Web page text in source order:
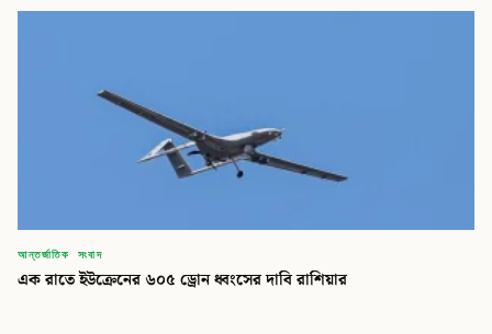
আন্তর্জাতিক সংবাদ
এক রাতে ইউক্রেনের ৬০৫ ড্রোন ধ্বংসের দাবি রাশিয়ার